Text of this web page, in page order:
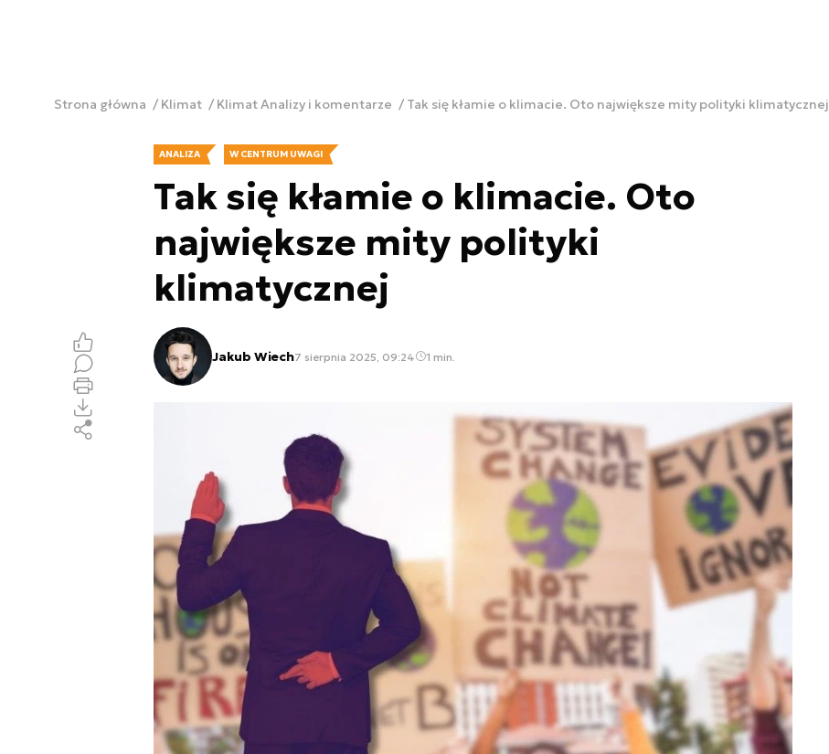
Strona główna Klimat Klimat Analizy i komentarze Tak się kłamie o klimacie. Oto największe mity polityki klimatycznej
ANALIZA W CENTRUM UWAGI
Tak się kłamie o klimacie. Oto
największe mity polityki
klimatycznej
Jakub Wiech7 sierpnia 2025, 09:24 1 min.